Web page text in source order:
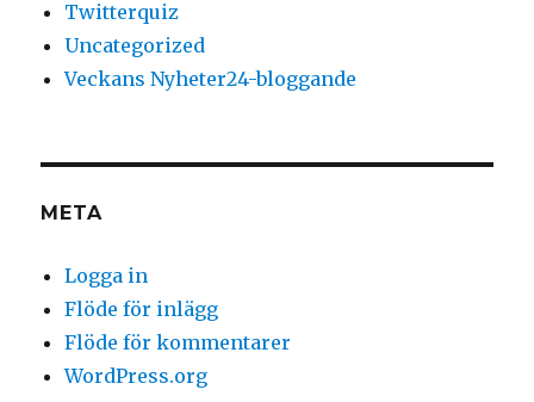
Twitterquiz
Uncategorized
Veckans Nyheter24-bloggande
META
Logga in
Flöde för inlägg
Flöde för kommentarer
WordPress.org